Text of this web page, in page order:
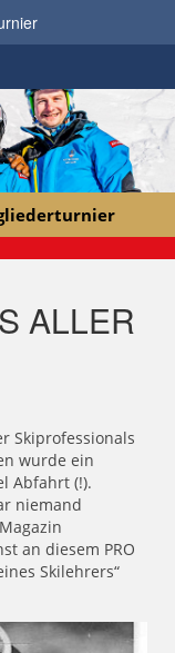
ALLER
Skiprofessionals
wurde ein
Abfahrt (!).
niemand
an diesem PRO
Skilehrers“